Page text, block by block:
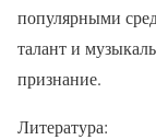
популярными
талант и
признание.
Литература: